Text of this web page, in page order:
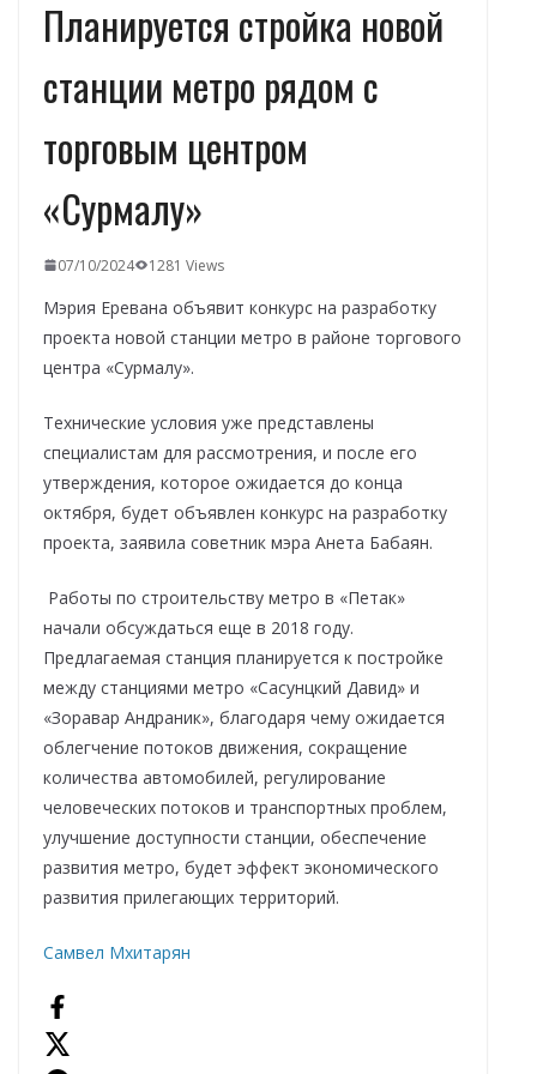
Планируется стройка новой
станции метро рядом с
торговым центром
«Сурмалу»
07/10/2024 1281 Views
Мэрия Еревана объявит конкурс на разработку
проекта новой станции метро в районе торгового
центра «Сурмалу».
Технические условия уже представлены
специалистам для рассмотрения, и после его
утверждения, которое ожидается до конца
октября, будет объявлен конкурс на разработку
проекта, заявила советник мэра Анета Бабаян.
Работы по строительству метро в «Петак»
начали обсуждаться еще в 2018 году.
Предлагаемая станция планируется к постройке
между станциями метро «Сасунцкий Давид» и
«Зоравар Андраник», благодаря чему ожидается
облегчение потоков движения, сокращение
количества автомобилей, регулирование
человеческих потоков и транспортных проблем,
улучшение доступности станции, обеспечение
развития метро, будет эффект экономического
развития прилегающих территорий.
Самвел Мхитарян